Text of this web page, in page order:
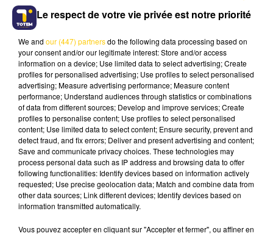
11 juin 2026 - 3 min 41 sec
L'INFO DE LA CORRÈZE DU 11/06/26 À
19H00
Ecoutez sur Totem l'information à Tulle, Brive,
dans le Nord du Lot et le pays sarladais avec les
reportages de nos journalistes sur le terrain.
Le respect de votre vie privée est notre priorité
We and our (447) partnersdo the following data processing based on
your consent and/or our legitimate interest: Store and/or access
information on a device; Use limited data to select advertising; Create
profiles for personalised advertising; Use profiles to select personalised
advertising; Measure advertising performance; Measure content
performance; Understand audiences through statistics or combinations
of data from different sources; Develop and improve services; Create
profiles to personalise content; Use profiles to select personalised
content; Use limited data to select content; Ensure security, prevent and
detect fraud, and fix errors; Deliver and present advertising and content;
Save and communicate privacy choices. These technologies may
process personal data such as IP address and browsing data to offer
following functionalities: Identify devices based on information actively
requested; Use precise geolocation data; Match and combine data from
other data sources; Link different devices; Identify devices based on
information transmitted automatically.
Vous pouvez accepter en cliquant sur "Accepter et fermer", ou affiner en